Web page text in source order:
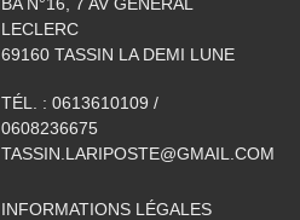
LECLERC
69160 TASSIN LA DEMI LUNE
TÉL. : 0613610109 /
0608236675
TASSIN.LARIPOSTE@GMAIL.COM
INFORMATIONS LÉGALES